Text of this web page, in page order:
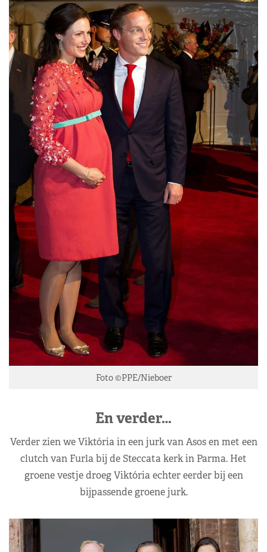
Foto ©PPE/Nieboer
En verder…
Verder zien we Viktória in een jurk van Asos en met een
clutch van Furla bij de Steccata kerk in Parma. Het
groene vestje droeg Viktória echter eerder bij een
bijpassende groene jurk.